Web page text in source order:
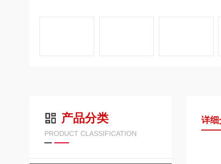
产品分类
PRODUCT CLASSIFICATION
详细